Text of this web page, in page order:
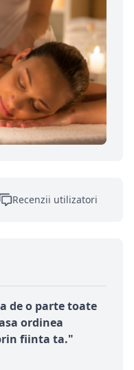
Recenzii utilizatori
de o parte toate
ordinea
fiinta ta."